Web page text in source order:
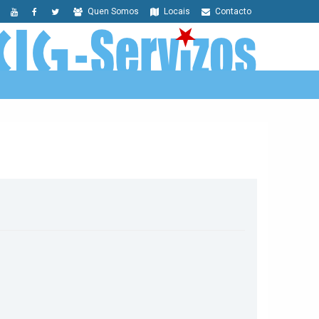
Contacto
Locais
Quen Somos